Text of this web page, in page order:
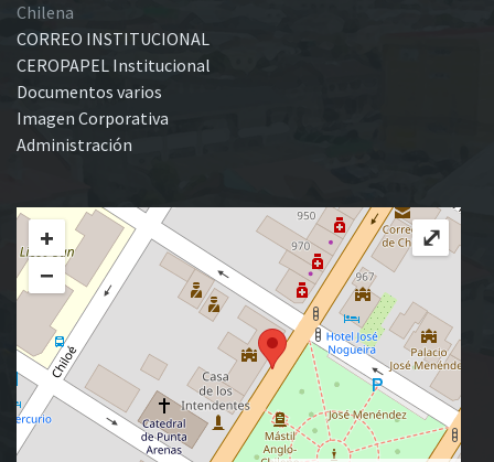
Chilena
CORREO INSTITUCIONAL
CEROPAPEL Institucional
Documentos varios
Imagen Corporativa
Administración
+
−
⤢